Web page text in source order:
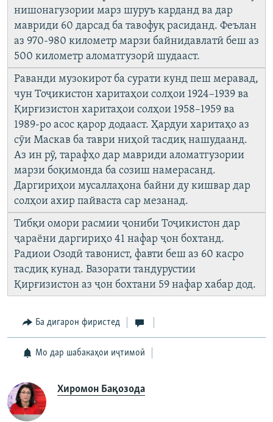
нишонагузории марз шуруъ карданд ва дар
мавриди 60 дарсад ба тавофуқ расиданд. Феълан
аз 970-980 километр марзи байнидавлатӣ беш аз
500 километр аломатгузорӣ шудааст.
Раванди музокирот ба сурати кунд пеш меравад,
чун Тоҷикистон харитаҳои солҳои 1924–1939 ва
Қирғизистон харитаҳои солҳои 1958–1959 ва
1989-ро асос қарор додааст. Ҳардуи харитаҳо аз
сӯи Маскав ба таври ниҳоӣ тасдиқ нашудаанд.
Аз ин рӯ, тарафҳо дар мавриди аломатгузории
марзи боқимонда ба созиш намерасанд.
Даргириҳои мусаллаҳона байни ду кишвар дар
солҳои ахир пайваста сар мезанад.
Тибқи омори расмии ҷониби Тоҷикистон дар
ҷараёни даргириҳо 41 нафар ҷон бохтанд.
Радиои Озодӣ тавонист, фавти беш аз 60 касро
тасдиқ кунад. Вазорати тандурустии
Қирғизистон аз ҷон бохтани 59 нафар хабар дод.
Ба дигарон фиристед
Мо дар шабакаҳои иҷтимоӣ
Хиромон Бақозода